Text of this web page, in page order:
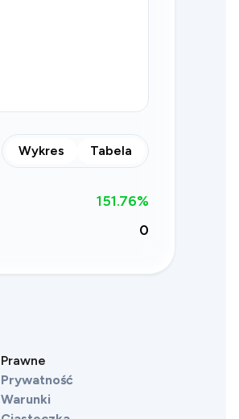
Wykres Tabela
151.76%
0
Prawne
Prywatność
Warunki